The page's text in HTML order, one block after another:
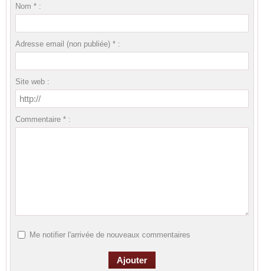
Nom * :
Adresse email (non publiée) * :
Site web :
Commentaire * :
Me notifier l'arrivée de nouveaux commentaires